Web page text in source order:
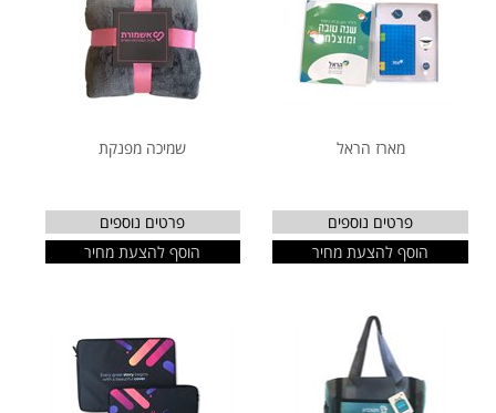
מארז הראל
פרטים נוספים
הוסף להצעת מחיר
שמיכה מפנקת
פרטים נוספים
הוסף להצעת מחיר